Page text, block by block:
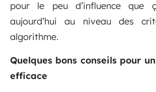
pour le peu d’influence que
aujourd’hui au niveau des
algorithme.
Quelques bons conseils pour
efficace